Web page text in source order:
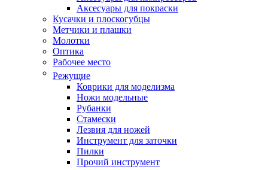
Аксесуары для покраски
Кусачки и плоскогубцы
Метчики и плашки
Молотки
Оптика
Рабочее место
Режущие
Коврики для моделизма
Ножи модельные
Рубанки
Стамески
Лезвия для ножей
Инструмент для заточки
Пилки
Прочий инструмент